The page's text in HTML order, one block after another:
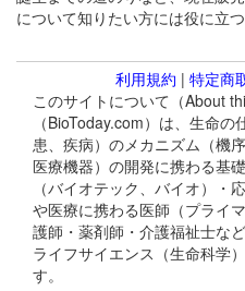
について知りたい方には役に立
利用規約 | 特定商
このサイトについて（About
（BioToday.com）は、生命
患、疾病）のメカニズム（機
医療機器）の開発に携わる基
（バイオテック、バイオ）・
や医療に携わる医師（プライ
護師・薬剤師・介護福祉士な
ライフサイエンス（生命科学
す。